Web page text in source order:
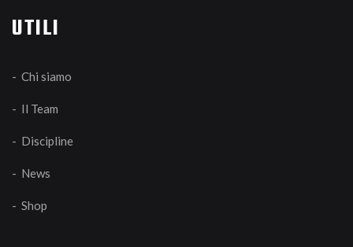
UTILI
- Chi siamo
- Il Team
- Discipline
- News
- Shop